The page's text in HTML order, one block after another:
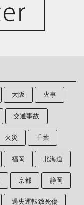
大阪 火事
交通事故
火災 千葉
福岡 北海道
京都 静岡
過失運転致死傷